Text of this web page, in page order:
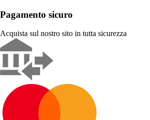
Pagamento sicuro
Acquista sul nostro sito in tutta sicurezza